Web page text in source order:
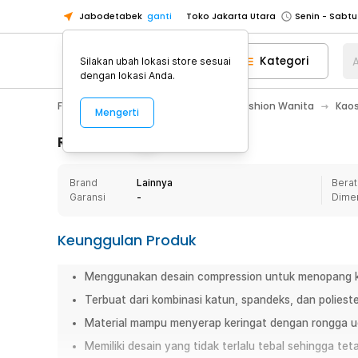
Jabodetabek ganti Toko Jakarta Utara
Toko Tangerang
Toko Cikupa
Pick n Go Jakarta Barat
Senin -
Pick n Go Bekasi
Senin - Jumat
Senin - Jumat
Senin -
Senin -
Toko Tangerang
Pick n Go Jakarta Barat
Senin -
Pick n Go Bekasi
Senin - Jumat
Pick n Go Depok
Senin - Jumat
Kategori
Fashion, Make Up & Beauty Care Fashion Wanita
Rincian Produk
Brand
Lainnya
Garansi
-
Keunggulan Produk
Menggunakan desain compression untuk
Terbuat dari kombinasi katun, spandeks, dan
Material mampu menyerap keringat dengan rongga
Memiliki desain yang tidak terlalu tebal sehingga
Silakan ubah lokasi store sesuai
dengan lokasi Anda.
Mengerti